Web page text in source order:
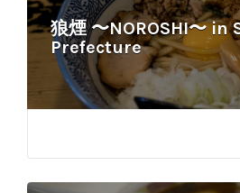
狼煙 〜NOROSHI〜 in
Prefecture